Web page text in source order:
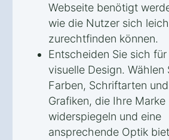
Webseite benötigt
wie die Nutzer sich
zurechtfinden können.
Entscheiden Sie sich
visuelle Design. Wählen
Farben, Schriftarten und
Grafiken, die Ihre Marke
widerspiegeln und eine
ansprechende Optik